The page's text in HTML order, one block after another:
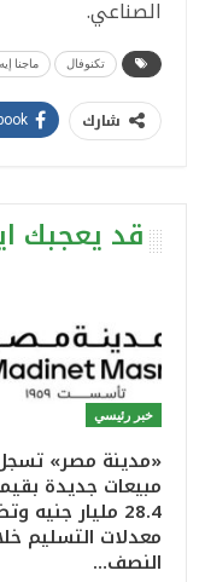
الصناعي.
تكنوفال ماجنا
شارك
قد يعجبك
خبر رئيسي
«مدينة مصر»
مبيعات جديدة
28.4 مليار جنيه
معدلات التسليم
النصف…